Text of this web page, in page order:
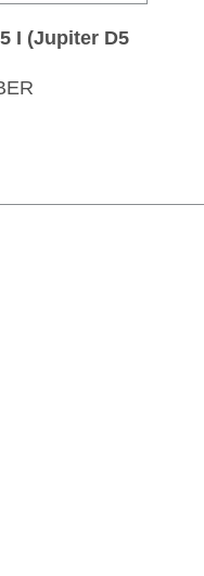
I (Jupiter D5